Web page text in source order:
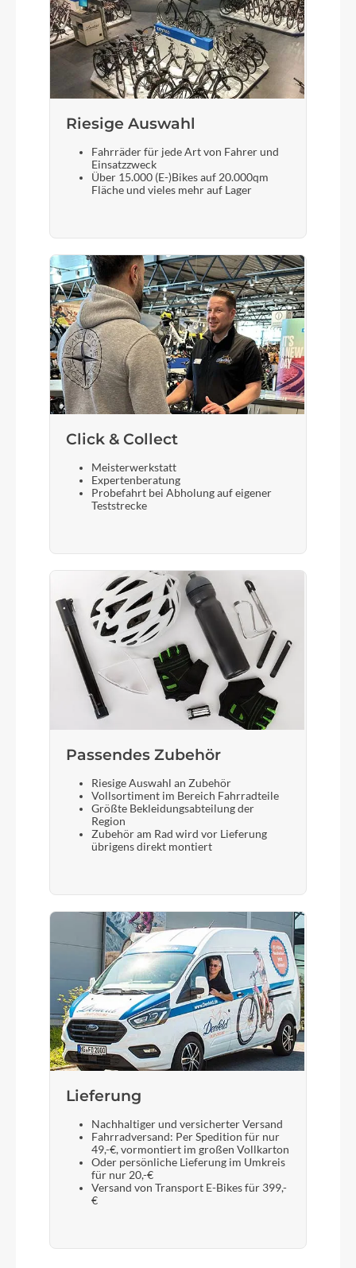
Riesige Auswahl
Fahrräder für jede Art von Fahrer und
Einsatzzweck
Über 15.000 (E-)Bikes auf 20.000qm
Fläche und vieles mehr auf Lager
Click & Collect
Meisterwerkstatt
Expertenberatung
Probefahrt bei Abholung auf eigener
Teststrecke
Passendes Zubehör
Riesige Auswahl an Zubehör
Vollsortiment im Bereich Fahrradteile
Größte Bekleidungsabteilung der
Region
Zubehör am Rad wird vor Lieferung
übrigens direkt montiert
Lieferung
Nachhaltiger und versicherter Versand
Fahrradversand: Per Spedition für nur
49,-€, vormontiert im großen Vollkarton
Oder persönliche Lieferung im Umkreis
für nur 20,-€
Versand von Transport E-Bikes für 399,-
€